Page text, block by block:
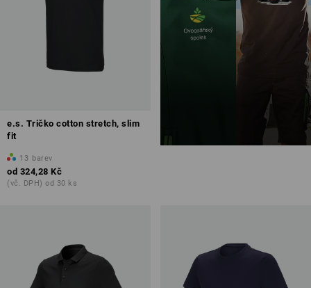
e.s. Tričko cotton stretch, slim
fit
13 barev
od 324,28 Kč
(vč. DPH) od 30 ks